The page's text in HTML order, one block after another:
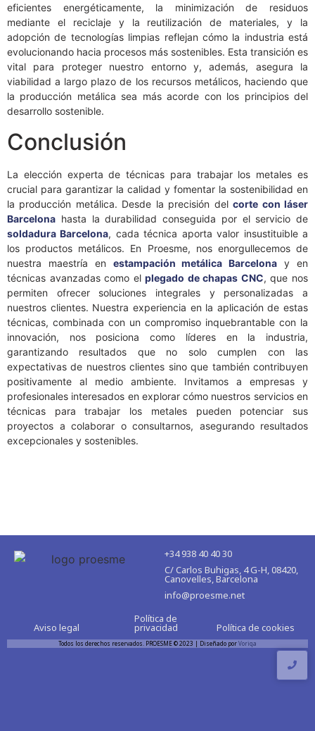
eficientes energéticamente, la minimización de residuos
mediante el reciclaje y la reutilización de materiales, y la
adopción de tecnologías limpias reflejan cómo la industria está
evolucionando hacia procesos más sostenibles. Esta transición es
vital para proteger nuestro entorno y, además, asegura la
viabilidad a largo plazo de los recursos metálicos, haciendo que
la producción metálica sea más acorde con los principios del
desarrollo sostenible.
Conclusión
La elección experta de técnicas para trabajar los metales es
crucial para garantizar la calidad y fomentar la sostenibilidad en
la producción metálica. Desde la precisión delcorte con láser
Barcelona hasta la durabilidad conseguida por el servicio de
soldadura Barcelona, cada técnica aporta valor insustituible a
los productos metálicos. En Proesme, nos enorgullecemos de
nuestra maestría en estampación metálica Barcelona y en
técnicas avanzadas como elplegado de chapas CNC, que nos
permiten ofrecer soluciones integrales y personalizadas a
nuestros clientes. Nuestra experiencia en la aplicación de estas
técnicas, combinada con un compromiso inquebrantable con la
innovación, nos posiciona como líderes en la industria,
garantizando resultados que no solo cumplen con las
expectativas de nuestros clientes sino que también contribuyen
positivamente al medio ambiente. Invitamos a empresas y
profesionales interesados en explorar cómo nuestros servicios en
técnicas para trabajar los metales pueden potenciar sus
proyectos a colaborar o consultarnos, asegurando resultados
excepcionales y sostenibles.
+34 938 40 40 30
C/ Carlos Buhigas, 4 G-H, 08420,
Canovelles, Barcelona
info@proesme.net
Aviso legal
Política de
privacidad Política de cookies
Todos los derechos reservados. PROESME © 2023 | Diseñado porVoriqa